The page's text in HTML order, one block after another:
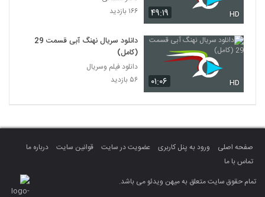
۴۹:۱۹ HD
۱۶۶ بازدید
۰۱:۰۶ HD
دانلود سریال نهنگ آبی قسمت 29
(کامل)
دانلود فیلم وسریال
۵۶ بازدید
صفحه اصلی ورود به پنل کاربری عضویت در سایت قوانین سایت
درباره ما
تماس با ما
تمام حقوق سایت متعلق به میهن ویدئو می باشد.